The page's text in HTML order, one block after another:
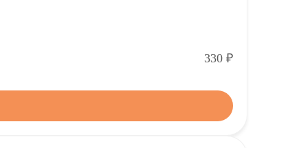
330 Р